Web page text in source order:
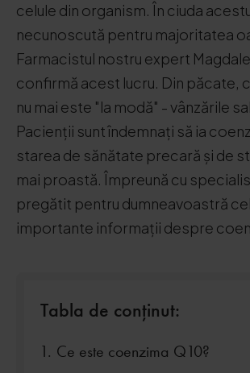
celule din organism. În ciuda
necunoscută pentru majoritatea
Farmacistul nostru expert
confirmă acest lucru. Din păcate,
nu mai este "la modă" - vânzările
Pacienții sunt îndemnați să ia
starea de sănătate precară și de
mai proastă. Împreună cu
pregătit pentru dumneavoastră
importante informații despre
Tabla de conținut:
Ce este coenzima Q10?